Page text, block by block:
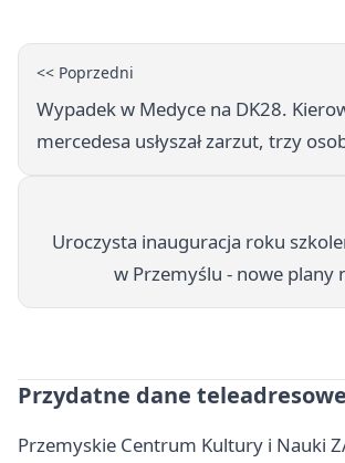
<< Poprzedni
Wypadek w Medyce na DK28.
mercedesa usłyszał zarzut, trzy
Uroczysta inauguracja roku
w Przemyślu - nowe plany
Przydatne dane teleadresowe
Przemyskie Centrum Kultury i Nauki